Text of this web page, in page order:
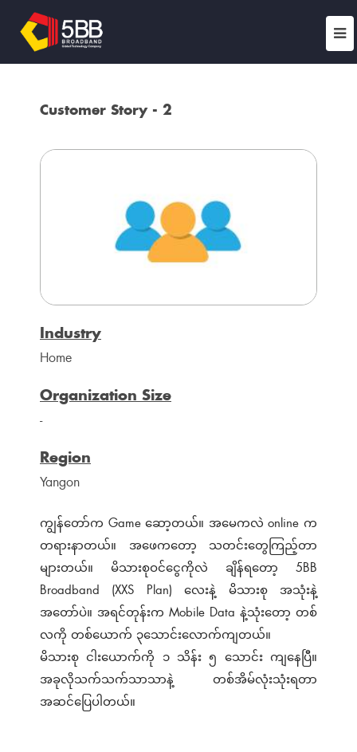
Customer Story - 2
Industry
Home
Organization Size
-
Region
Yangon
ကျွန်တော်က Game ဆော့တယ်။ အမေကလဲ online က
တရားနာတယ်။ အဖေကတော့ သတင်းတွေကြည့်တာ
များတယ်။ မိသားစုဝင်ငွေကိုလဲ ချိန်ရတော့ 5BB
Broadband (XXS Plan) လေးနဲ့ မိသားစု အသုံးနဲ့
အတော်ပဲ။ အရင်တုန်းက Mobile Data နဲ့သုံးတော့ တစ်
လကို တစ်ယောက် ၃သောင်းလောက်ကျတယ်။
မိသားစု ငါးယောက်ကို ၁ သိန်း ၅ သောင်း ကျနေပြီ။
အခုလိုသက်သက်သာသာနဲ့ တစ်အိမ်လုံးသုံးရတာ
အဆင်ပြေပါတယ်။